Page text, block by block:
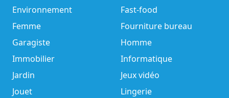
Environnement
Fast-food
Femme
Fourniture bureau
Garagiste
Homme
Immobilier
Informatique
Jardin
Jeux vidéo
Jouet
Lingerie